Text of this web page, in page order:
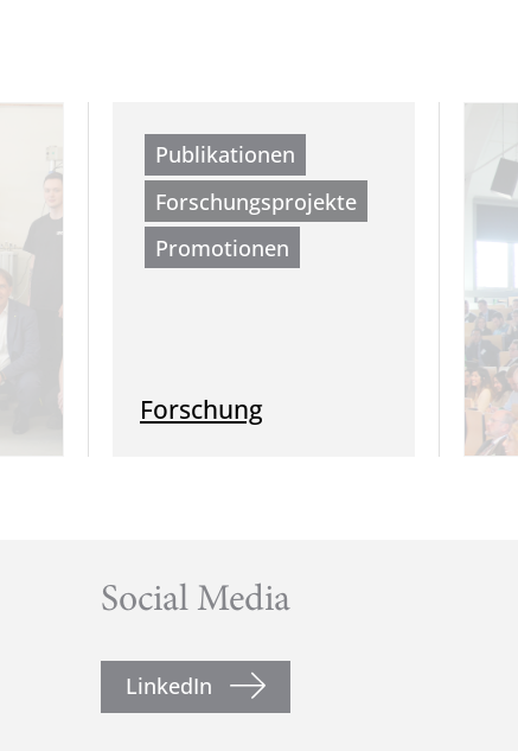
Publikationen
Forschungsprojekte
Promotionen
Forschung
Social Media
LinkedIn